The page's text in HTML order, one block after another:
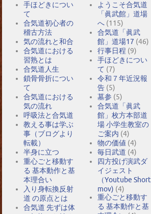
手ほどきについ
て
合気道初心者の
稽古方法
気の流れと和合
合気道における
習熟とは
合気道人生
鎖骨骨折につい
て
合気道における
気の流れ
呼吸法と合気道
教える事は学ぶ
事（ブログより
転載）
半身に立つ
重心ごと移動す
る 基本動作と基
本理合い
入り身転換反射
道 の原点とは
合気道 先ずは体
ようこそ合気道
「眞武館」道場
へ (115)
合気道「眞武
館」道場17 (46)
行事日程 (9)
手ほどきについ
て (7)
令和７年近況報
告 (5)
墓参 (5)
合気道「眞武
館」枚方本部道
場 小学生教室の
ご案内 (4)
物の価値 (4)
毎日武道 (4)
四方投げ演武ダ
イジェスト
（Youtube Short
mov) (4)
重心ごと移動す
る 基本動作と基